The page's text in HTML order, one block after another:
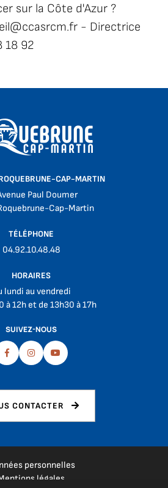
sur la Côte d'Azur ?
- Directrice
18 92
CAP-MARTIN
Paul Doumer
Cap-Martin
TÉLÉPHONE
04.92.10.48.48
HORAIRES
lundi au vendredi
à 12h et de 13h30 à 17h
SUIVEZ-NOUS
FacebookInstagramYoutube
CONTACTER
personnelles
légales